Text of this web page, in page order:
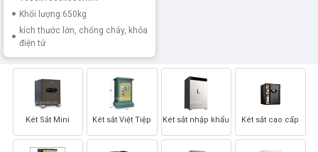
Khối lượng:650kg
kích thước lớn, chống cháy, khóa
điện tử
Két Sắt Mini Két sắt Việt Tiệp Két sắt nhập khẩu Két sắt cao cấp